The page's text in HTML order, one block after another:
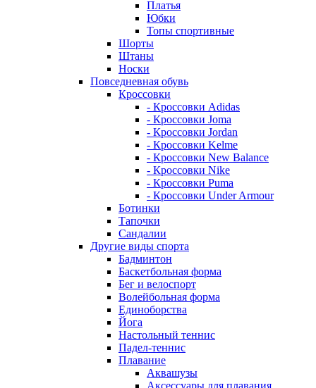
Платья
Юбки
Топы спортивные
Шорты
Штаны
Носки
Повседневная обувь
Кроссовки
- Кроссовки Adidas
- Кроссовки Joma
- Кроссовки Jordan
- Кроссовки Kelme
- Кроссовки New Balance
- Кроссовки Nike
- Кроссовки Puma
- Кроссовки Under Armour
Ботинки
Тапочки
Сандалии
Другие виды спорта
Бадминтон
Баскетбольная форма
Бег и велоспорт
Волейбольная форма
Единоборства
Йога
Настольный теннис
Падел-теннис
Плавание
Аквашузы
Аксессуары для плавания